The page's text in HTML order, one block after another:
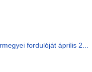
fordulóját április 2...